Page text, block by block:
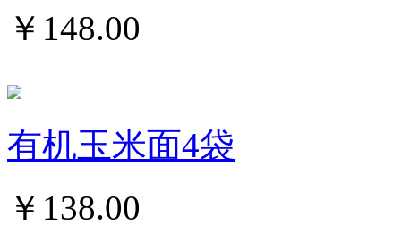
￥ 148.00
有机玉米面4袋
￥ 138.00